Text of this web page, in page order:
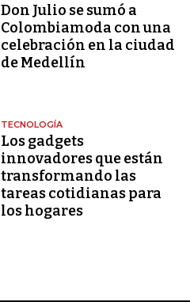
Don Julio se sumó a
Colombiamoda con una
celebración en la ciudad
de Medellín
TECNOLOGÍA
Los gadgets
innovadores que están
transformando las
tareas cotidianas para
los hogares